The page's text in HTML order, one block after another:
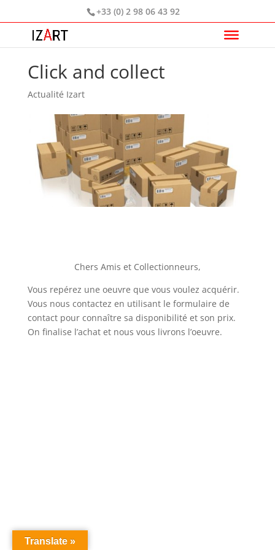
+33 (0) 2 98 06 43 92
Click and collect
Actualité Izart
Chers Amis et Collectionneurs,
Vous repérez une oeuvre que vous voulez acquérir.
Vous nous contactez en utilisant le formulaire de
contact pour connaître sa disponibilité et son prix.
On finalise l’achat et nous vous livrons l’oeuvre.
Translate »